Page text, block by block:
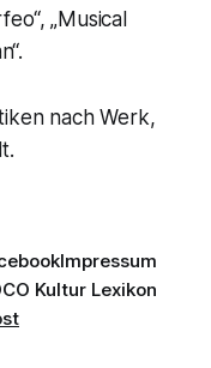
„Musical
nach Werk,
Impressum
Kultur Lexikon